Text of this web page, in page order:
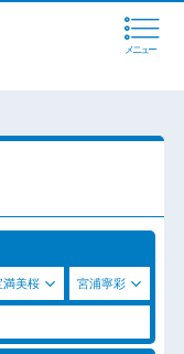
メニュー
満美桜 宮浦寧彩